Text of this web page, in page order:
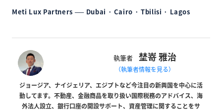
Meti Lux Partners ── Dubai · Cairo · Tbilisi · Lagos
執筆者 埜嵜 雅治
（執筆者情報を見る）
ジョージア、ナイジェリア、エジプトなど今注目の新興国を中心に活
動してます。不動産、金融商品を取り扱い国際税務のアドバイス、海
外法人設立、銀行口座の開設サポート、資産管理に関することをサ